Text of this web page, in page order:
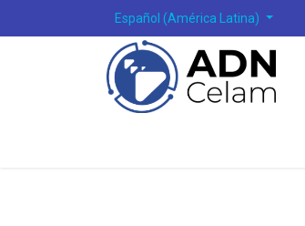
Español (América Latina)